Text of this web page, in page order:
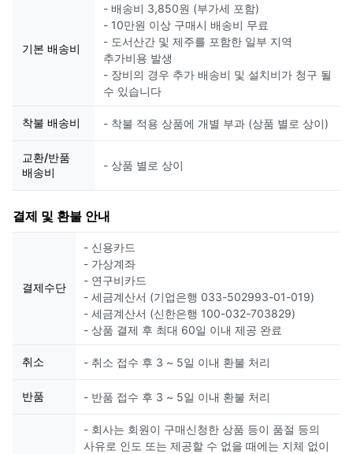
기본 배송비
- 배송비 3,850원 (부가세 포함)
- 10만원 이상 구매시 배송비 무료
- 도서산간 및 제주를 포함한 일부 지역
추가비용 발생
- 장비의 경우 추가 배송비 및 설치비가 청구 될
수 있습니다
착불 배송비 - 착불 적용 상품에 개별 부과 (상품 별로 상이)
교환/반품
배송비
- 상품 별로 상이
결제 및 환불 안내
결제수단
- 신용카드
- 가상계좌
- 연구비카드
- 세금계산서 (기업은행 033-502993-01-019)
- 세금계산서 (신한은행 100-032-703829)
- 상품 결제 후 최대 60일 이내 제공 완료
취소 - 취소 접수 후 3 ~ 5일 이내 환불 처리
반품 - 반품 접수 후 3 ~ 5일 이내 환불 처리
- 회사는 회원이 구매신청한 상품 등이 품절 등의
사유로 인도 또는 제공할 수 없을 때에는 지체 없이